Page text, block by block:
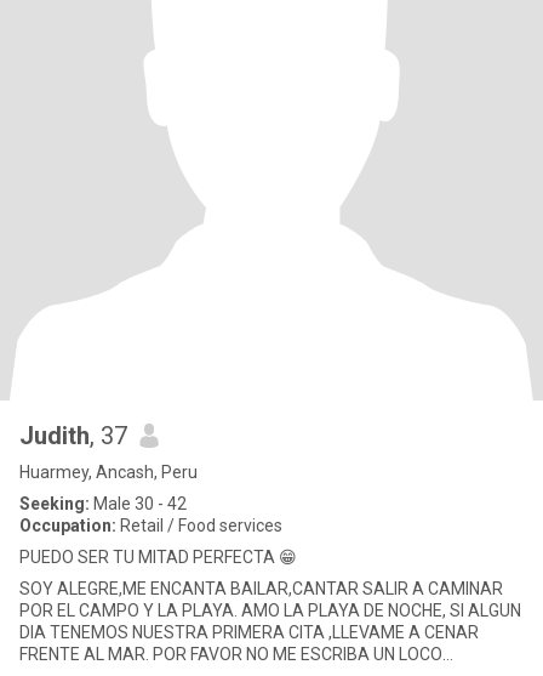
Judith, 37
Huarmey, Ancash, Peru
Seeking: Male 30 - 42
Occupation: Retail / Food services
PUEDO SER TU MITAD PERFECTA 😁
SOY ALEGRE,ME ENCANTA BAILAR,CANTAR SALIR A CAMINAR
POR EL CAMPO Y LA PLAYA. AMO LA PLAYA DE NOCHE, SI ALGUN
DIA TENEMOS NUESTRA PRIMERA CITA ,LLEVAME A CENAR
FRENTE AL MAR. POR FAVOR NO ME ESCRIBA UN LOCO